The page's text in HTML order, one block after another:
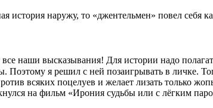
история наружу, то «джентельмен» повел
наши высказывания! Для истории надо
я решил с ней позаигрывать в личке.
всяких поцелуев и желает лизать только
на фильм «Ирония судьбы или с лёгким